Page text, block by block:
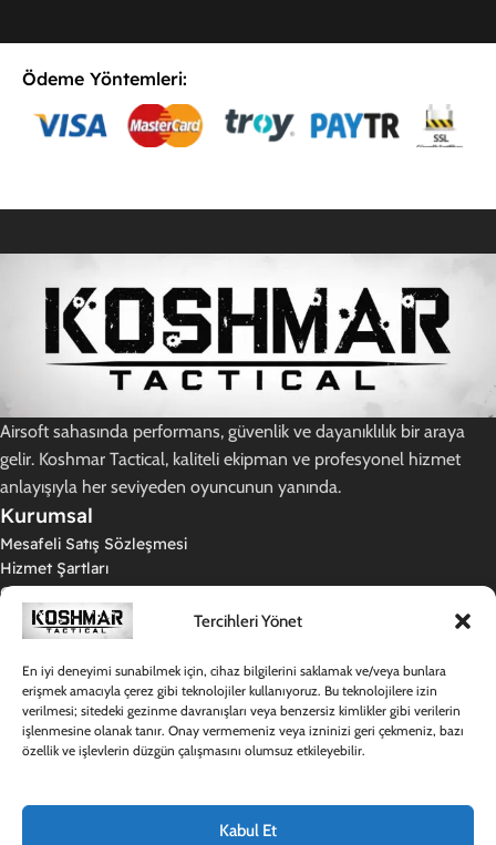
Tercihleri Yönet
En iyi deneyimi sunabilmek için, cihaz bilgilerini saklamak ve/veya bunlara
erişmek amacıyla çerez gibi teknolojiler kullanıyoruz. Bu teknolojilere izin
verilmesi; sitedeki gezinme davranışları veya benzersiz kimlikler gibi verilerin
işlenmesine olanak tanır. Onay vermemeniz veya izninizi geri çekmeniz, bazı
özellik ve işlevlerin düzgün çalışmasını olumsuz etkileyebilir.
Kabul Et
Ödeme Yöntemleri:
Airsoft sahasında performans, güvenlik ve dayanıklılık bir araya
gelir. Koshmar Tactical, kaliteli ekipman ve profesyonel hizmet
anlayışıyla her seviyeden oyuncunun yanında.
Kurumsal
Mesafeli Satış Sözleşmesi
Hizmet Şartları
Gizlilik Politikası
İade ve Teslimat Koşulları
KVKK Aydınlatma Metni
Kargo Politikamız
Destek
Hakkımızda
Sıkça Sorulan Sorular